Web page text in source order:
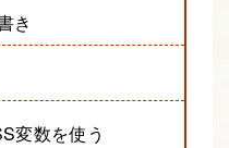
き
変数を使う